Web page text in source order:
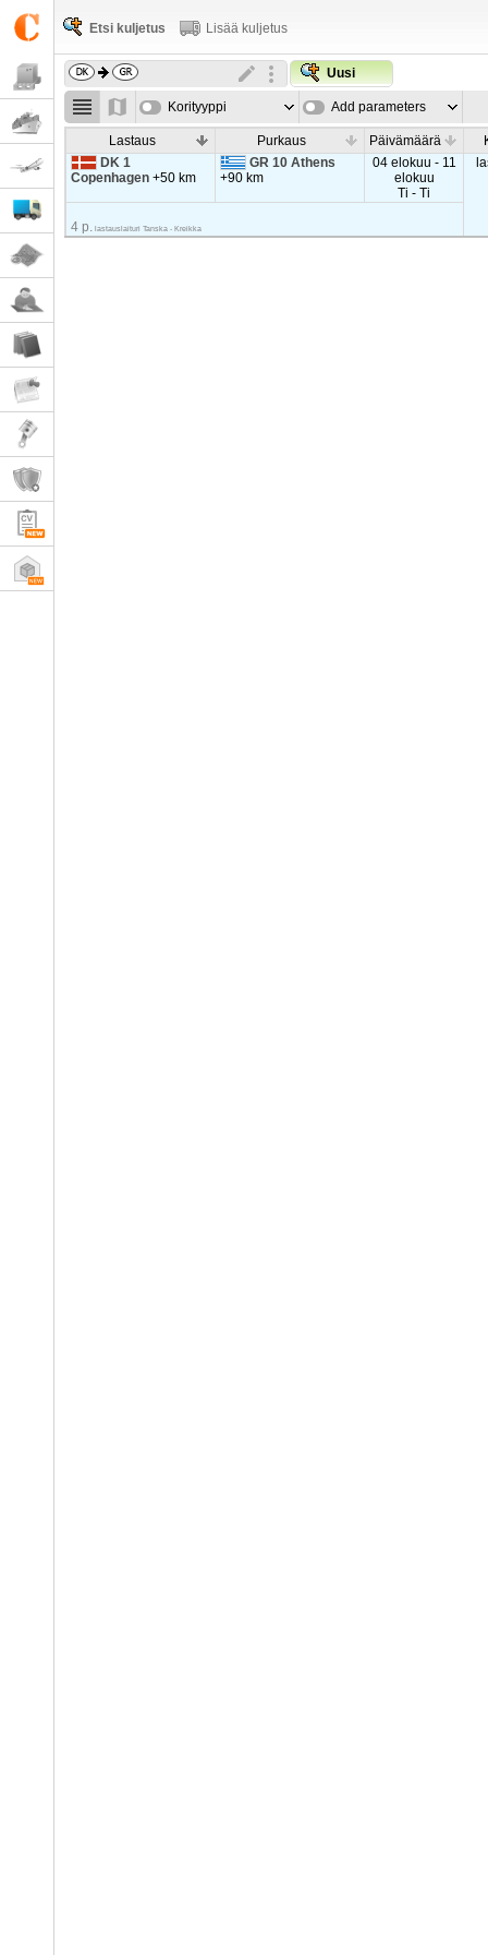
Etsi kuljetus Lisää kuljetus
Uusi
Korityyppi Add parameters
Lastaus Purkaus Päivämäärä
DK 1
Copenhagen+50 km
GR 10 Athens
+90 km
04 elokuu - 11
elokuu
Ti - Ti
4 p. lastauslaituri Tanska - Kreikka